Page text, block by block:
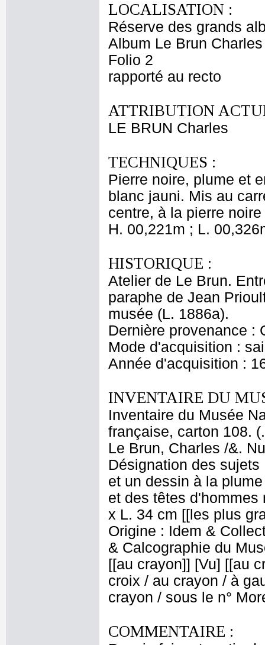
LOCALISATION :
Réserve des grands
Album Le Brun
Folio 2
rapporté au recto
ATTRIBUTION
LE BRUN Charles
TECHNIQUES :
Pierre noire, plume et
blanc jauni. Mis au
centre, à la pierre
H. 00,221m ; L.
HISTORIQUE :
Atelier de Le Brun.
paraphe de Jean
musée (L. 1886a).
Dernière provenance :
Mode d'acquisition :
Année d'acquisition :
INVENTAIRE DU
Inventaire du Musée
française, carton 108.
Le Brun, Charles /&.
Désignation des
et un dessin à la
et des têtes
x L. 34 cm [[les plus
Origine : Idem &
& Calcographie du
[[au crayon]] [Vu] [[au
croix / au crayon / à
crayon / sous le n°
COMMENTAIRE :